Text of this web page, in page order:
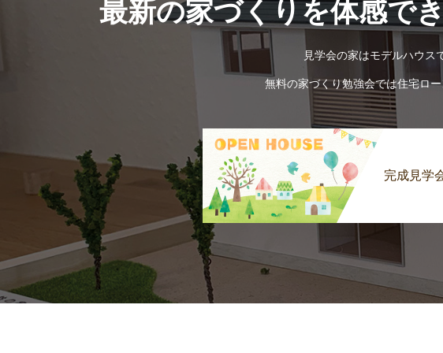
最新の家づくりを体感で
見学会の家はモデルハウス
無料の家づくり勉強会では住宅ロ
完成見学